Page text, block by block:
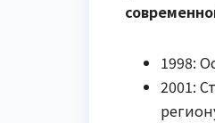
1998:
2001: